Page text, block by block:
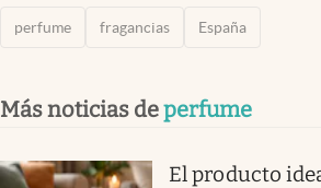
perfume fragancias España
Más noticias deperfume
El producto